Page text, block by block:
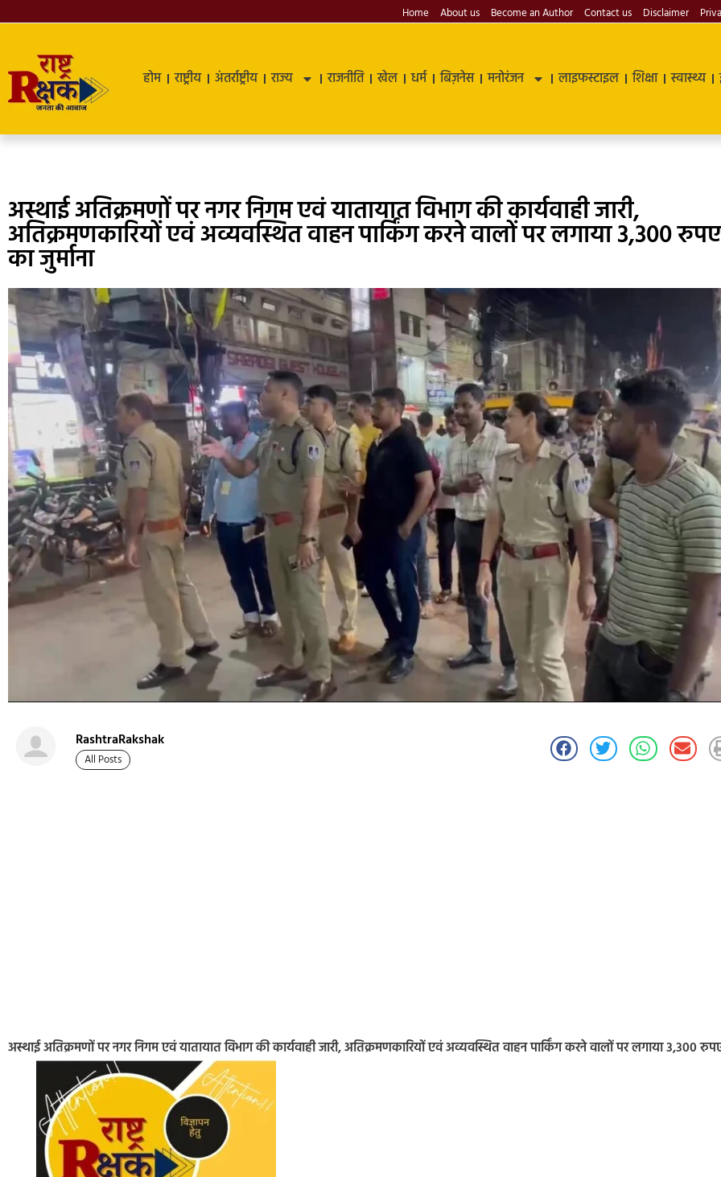
Home About us Become an Author Contact us Disclaimer
होम राष्ट्रीय अंतर्राष्ट्रीय राज्य राजनीति खेल धर्म बिज़नेस मनोरंजन लाइफस्टाइल शिक्षा स्वास्थ्य
अस्थाई अतिक्रमणों पर नगर निगम एवं यातायात विभाग की कार्यवाही जारी,
अतिक्रमणकारियों एवं अव्यवस्थित वाहन पार्किंग करने वालों पर लगाया 3,300 रुपए
का जुर्माना
RashtraRakshak
All Posts
अस्थाई अतिक्रमणों पर नगर निगम एवं यातायात विभाग की कार्यवाही जारी, अतिक्रमणकारियों एवं अव्यवस्थित वाहन पार्किंग करने वालों पर लगाया 3,300